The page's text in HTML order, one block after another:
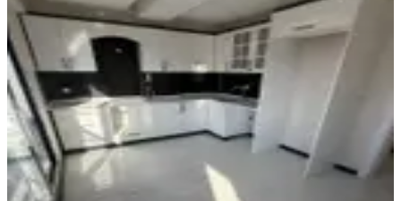
Bergama, Fatih Mahallesi
2+1
05.08.2026
4.250.000 ₺
Mega emlak Melis Budak
Ara